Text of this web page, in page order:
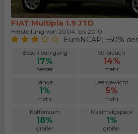
FIAT Multipla 1.9 JTD
Herstellung von 2004. bis 2010.
EuroNCAP: ~50%
Beschleunigung
17%
besser
Verbrauch
14%
mehr
Länge
1%
mehr
Leergewicht
5%
mehr
Kofferraum
18%
größer
Maximalgepäck
1%
größer